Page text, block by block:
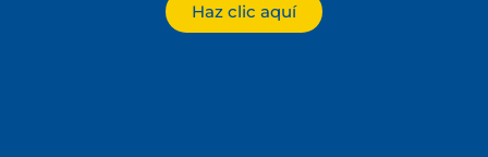
Haz clic aquí